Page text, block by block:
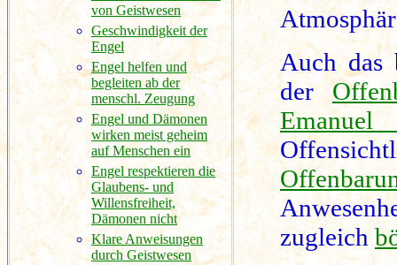
von Geistwesen
Geschwindigkeit der
Engel
Engel helfen und
begleiten ab der
menschl. Zeugung
Engel und Dämonen
wirken meist geheim
auf Menschen ein
Engel respektieren die
Glaubens- und
Willensfreiheit,
Dämonen nicht
Klare Anweisungen
durch Geistwesen
Auch das
der
Emanuel
zugleich